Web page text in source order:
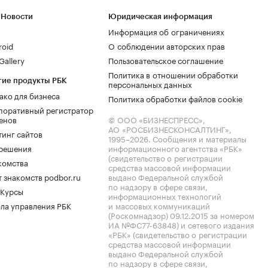
продукты РБК
для бизнеса
регистратор
сайтов
знакомств podbor.ru
управления РБК
Юридическая информация
Информация об ограничениях
О соблюдении авторских прав
Пользовательское соглашение
Политика в отношении обработки
персональных данных
Политика обработки файлов cookie
© ООО «БИЗНЕСПРЕСС»,
АО «РОСБИЗНЕСКОНСАЛТИНГ»,
1995–2026. Сообщения и материалы
информационного агентства «РБК»
(свидетельство о регистрации
средства массовой информации
выдано Федеральной службой
по надзору в сфере связи,
информационных технологий
и массовых коммуникаций
(Роскомнадзор) 09.12.2015 за номером
ИА №ФС77-63848) и сетевого издания
«РБК» (свидетельство о регистрации
средства массовой информации
выдано Федеральной службой
по надзору в сфере связи,